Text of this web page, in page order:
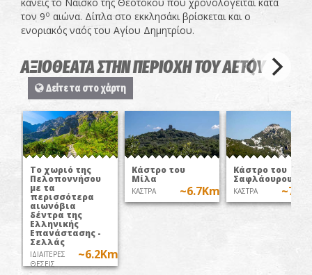
τον 9ο αιώνα. Δίπλα στο εκκλησάκι βρίσκεται και ο
ενοριακός ναός του Αγίου Δημητρίου.
ΑΞΙΟΘΕΑΤΑ ΣΤΗΝ ΠΕΡΙΟΧΗ ΤΟΥ ΑΕΤΟΥ
Δείτε τα στο χάρτη
Το χωριό της
Πελοποννήσου
με τα
περισσότερα
αιωνόβια
δέντρα της
Ελληνικής
Επανάστασης -
Σελλάς
ΙΔΙΑΙΤΕΡΕΣ
ΘΕΣΕΙΣ
~6.2Km
Κάστρο του
Μίλα
ΚΑΣΤΡΑ ~6.7Km
Κάστρο του
Σαφλάουρου
ΚΑΣΤΡΑ